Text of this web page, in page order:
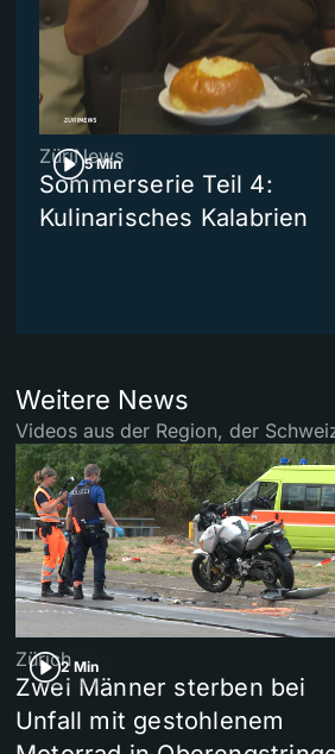
5 Min
ZüriNews
Sommerserie Teil 4:
Kulinarisches Kalabrien
Weitere News
Videos aus der Region, der
2 Min
Zürich
Zwei Männer sterben bei
Unfall mit gestohlenem